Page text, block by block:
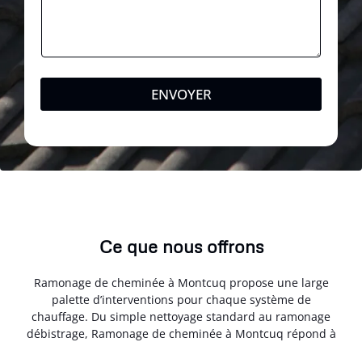
ENVOYER
Ce que nous offrons
Ramonage de cheminée à Montcuq propose une large
palette d’interventions pour chaque système de
chauffage. Du simple nettoyage standard au ramonage
débistrage, Ramonage de cheminée à Montcuq répond à